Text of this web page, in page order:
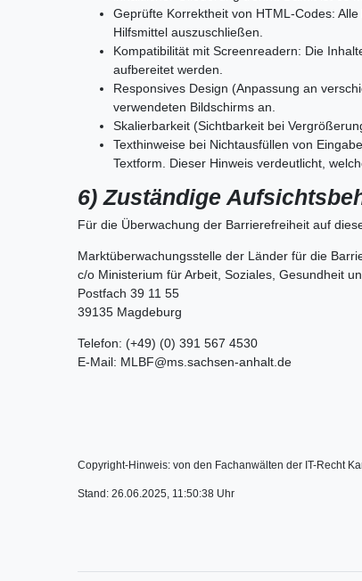
Geprüfte Korrektheit von HTML-Codes:
Hilfsmittel auszuschließen.
Kompatibilität mit Screenreadern: Die
aufbereitet werden.
Responsives Design (Anpassung an
verwendeten Bildschirms an.
Skalierbarkeit (Sichtbarkeit bei
Texthinweise bei Nichtausfüllen von
Textform. Dieser Hinweis verdeutlicht,
6) Zuständige
Für die Überwachung der Barrierefreiheit auf
Marktüberwachungsstelle der Länder für die
c/o Ministerium für Arbeit, Soziales, Gesundheit
Postfach 39 11 55
39135 Magdeburg
Telefon: (+49) (0) 391 567 4530
E-Mail: MLBF@ms.sachsen-anhalt.de
Copyright-Hinweis: von den Fachanwälten der IT-Recht
Stand: 26.06.2025, 11:50:38 Uhr